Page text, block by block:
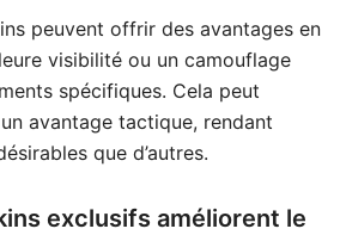
peuvent offrir des avantages en
visibilité ou un camouflage
spécifiques. Cela peut
avantage tactique, rendant
que d’autres.
exclusifs améliorent le